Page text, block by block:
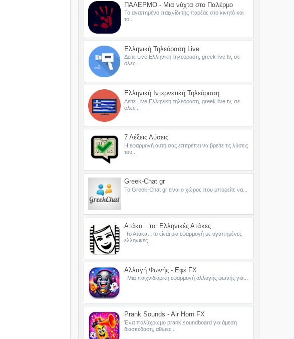
ΠΑΛΕΡΜΟ - Μια νύχτα στο Παλέρμο
Το αγαπημένο παιχνίδι της παρέας στο κινητό και
το...
Ελληνική Τηλεόραση Live
Δείτε Live Ελληνική τηλεόραση, greek live tv, σε
όλες...
Ελληνική Ιντερνετική Τηλεόραση
Δείτε Live Ελληνική τηλεόραση, greek live tv, σε
όλες...
7 Λέξεις Λύσεις
Η εφαρμογή αυτή σας επιτρέπει να βρείτε τις λύσεις
του...
Greek-Chat gr
Το Greek-Chat gr είναι ο χώρος που μπορείτε να...
Ατάκα…το: Ελληνικές Ατάκες
Το Ατάκα…το είναι μια εφαρμογή με αγαπημένες
ελληνικές...
Αλλαγή Φωνής - Εφέ FX
Μια παιχνιδιάρικη εφαρμογή αλλαγής φωνής για...
Prank Sounds - Air Horn FX
Ένα πολύχρωμο prank soundboard για άμεση
διασκέδαση, αθώες...